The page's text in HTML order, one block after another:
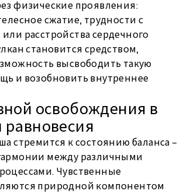
физические проявления:
сжатие, трудности с
расстройства сердечного
становится средством,
высвободить такую
и возобновить внутреннее
освобождения в
стремится к состоянию баланса –
между различными
Чувственные
природной компонентом